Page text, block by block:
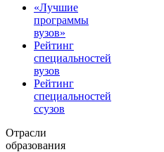
«Лучшие
программы
вузов»
Рейтинг
специальностей
вузов
Рейтинг
специальностей
ссузов
Отрасли
образования